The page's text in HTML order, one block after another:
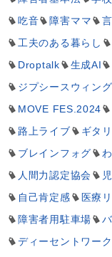
吃音
障害ママ
工夫のある暮らし
Droptalk
生成AI
ジプシースウィン
MOVE FES.2024
路上ライブ
ギタ
ブレインフォグ
人間力認定協会
自己肯定感
医療
障害者用駐車場
ディーセントワー